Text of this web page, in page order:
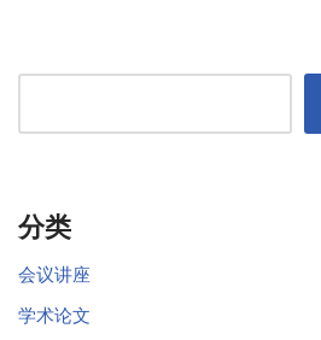
分类
会议讲座
学术论文